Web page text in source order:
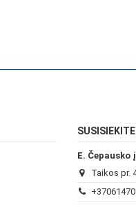
SUSISIEKITE
E. Čepausko
Taikos pr.